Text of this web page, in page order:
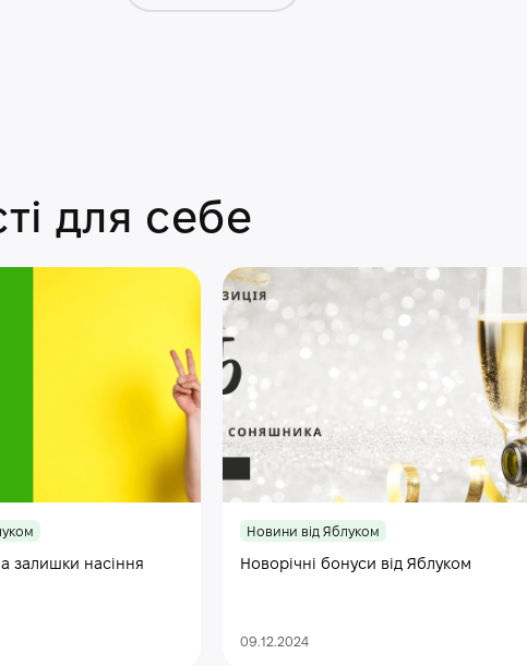
для себе
залишки насіння
Новини від Яблуком
Новорічні бонуси від Яблуком
09.12.2024